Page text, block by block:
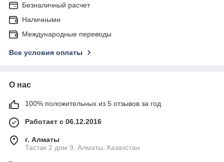
Безналичный расчет
Наличными
Международные переводы
Все условия оплаты
О нас
100% положительных из 5 отзывов за год
Работает с 06.12.2016
г. Алматы
Тастак 2 дом 9, Алматы, Казахстан